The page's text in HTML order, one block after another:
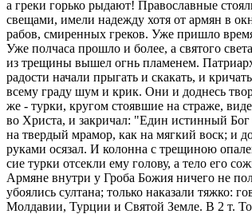
а греки горько рыдают! Православные
свещами, имели надежду хотя от армян в
рабов, смиренных греков. Уже пришло
Уже полчаса прошло и более, а святого
из трещины вышел огнь пламенем. Патриарх
радости начали прыгать и скакать, и
всему граду шум и крик. Они и доднесь
же - турки, кругом стоявшие на страже,
во Христа, и закричал: "Един истинный
на твердый мрамор, как на мягкий воск; и
руками осязал. И колонна с трещиною
сие турки отсекли ему голову, а тело его
Армяне внутри у Гроба Божия ничего не
убоялись султана; только наказали тяжко:
Молдавии, Турции и Святой Земле. В 2 т.